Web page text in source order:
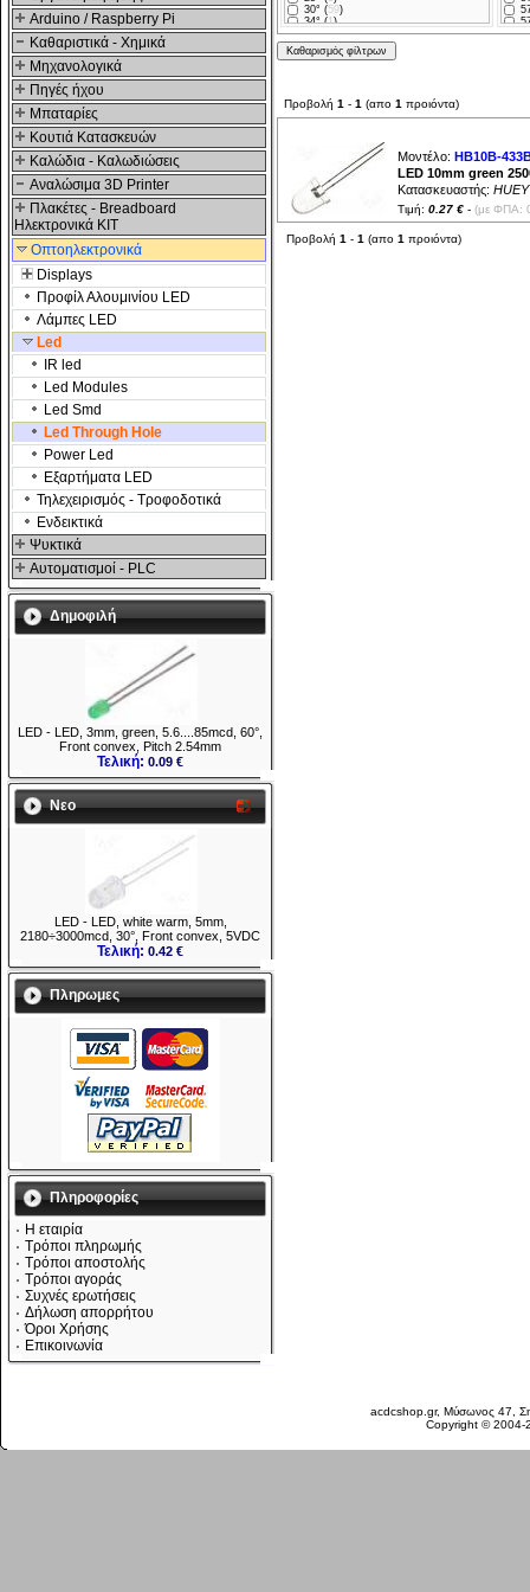
Arduino / Raspberry Pi
Καθαριστικά - Χημικά
Μηχανολογικά
Πηγές ήχου
Μπαταρίες
Κουτιά Κατασκευών
Καλώδια - Καλωδιώσεις
Αναλώσιμα 3D Printer
Πλακέτες - Breadboard
Ηλεκτρονικά ΚΙΤ
Οπτοηλεκτρονικά
Displays
Προφίλ Αλουμινίου LED
Λάμπες LED
Led
IR led
Led Modules
Led Smd
Led Through Hole
Power Led
Εξαρτήματα LED
Τηλεχειρισμός - Τροφοδοτικά
Ενδεικτικά
Ψυκτικά
Αυτοματισμοί - PLC
Δημοφιλή
LED - LED, 3mm, green, 5.6....85mcd, 60°,
Front convex, Pitch 2.54mm
Τελική:0.09 €
Νεο
LED - LED, white warm, 5mm,
2180÷3000mcd, 30°, Front convex, 5VDC
Τελική:0.42 €
Πληρωμες
Πληροφορίες
Η εταιρία
Τρόποι πληρωμής
Τρόποι αποστολής
Τρόποι αγοράς
Συχνές ερωτήσεις
Δήλωση απορρήτου
Όροι Χρήσης
Επικοινωνία
30° (59)
34° (1)
36° (1)
40° (7)
45° (1)
70° (4
100° (3)
)
Προβολή 1 - 1 (απο 1 προιόντα)
Μοντέλο: HB10B-
LED 10mm green
Κατασκευαστής:
Τιμή: 0.27 € - (με ΦΠΑ:
Προβολή 1 - 1 (απο 1 προιόντα)
acdcshop.gr, Μύσωνος 47,
Copyright ©